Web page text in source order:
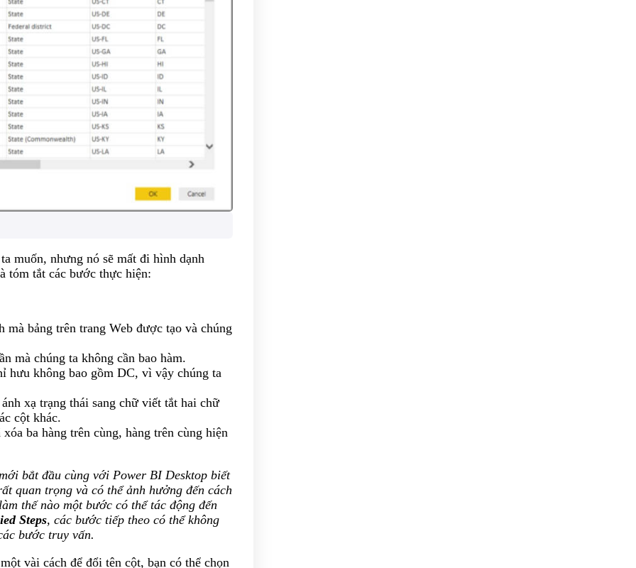
muốn, nhưng nó sẽ mất đi hình dạnh
tóm tắt các bước thực hiện:
mà bảng trên trang Web được tạo và chúng
mà chúng ta không cần bao hàm.
hưu không bao gồm DC, vì vậy chúng ta
xạ trạng thái sang chữ viết tắt hai chữ
cột khác.
ba hàng trên cùng, hàng trên cùng hiện
bắt đầu cùng với Power BI Desktop biết
quan trọng và có thể ảnh hưởng đến cách
thế nào một bước có thể tác động đến
Steps, các bước tiếp theo có thể không
bước truy vấn.
vài cách để đổi tên cột, bạn có thể chọn